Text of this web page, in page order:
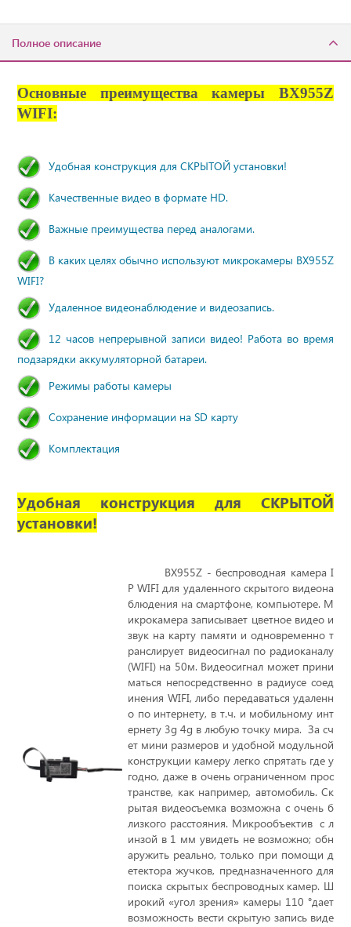
Полное описание
Основные преимущества камеры BX955Z
WIFI:
Удобная конструкция для СКРЫТОЙ установки!
Качественные видео в формате HD.
Важные преимущества перед аналогами.
В каких целях обычно используют микрокамеры BX955Z
WIFI?
Удаленное видеонаблюдение и видеозапись.
12 часов непрерывной записи видео! Работа во время
подзарядки аккумуляторной батареи.
Режимы работы камеры
Сохранение информации на SD карту
Комплектация
Удобная конструкция для СКРЫТОЙ
установки!
BX955Z - беспроводная камера I
P WIFI для удаленного скрытого видеона
блюдения на смартфоне, компьютере. М
икрокамера записывает цветное видео и
звук на карту памяти и одновременно т
ранслирует видеосигнал по радиоканалу
(WIFI) на 50м. Видеосигнал может прини
маться непосредственно в радиусе соед
инения WIFI, либо передаваться удаленн
о по интернету, в т.ч. и мобильному инт
ернету 3g 4g в любую точку мира. За сч
ет мини размеров и удобной модульной
конструкции камеру легко спрятать где у
годно, даже в очень ограниченном прос
транстве, как например, автомобиль. Ск
рытая видеосъемка возможна с очень б
лизкого расстояния. Микрообъектив с л
инзой в 1 мм увидеть не возможно; обн
аружить реально, только при помощи д
етектора жучков, предназначенного для
поиска скрытых беспроводных камер. Ш
ирокий «угол зрения» камеры 110 °дает
возможность вести скрытую запись виде